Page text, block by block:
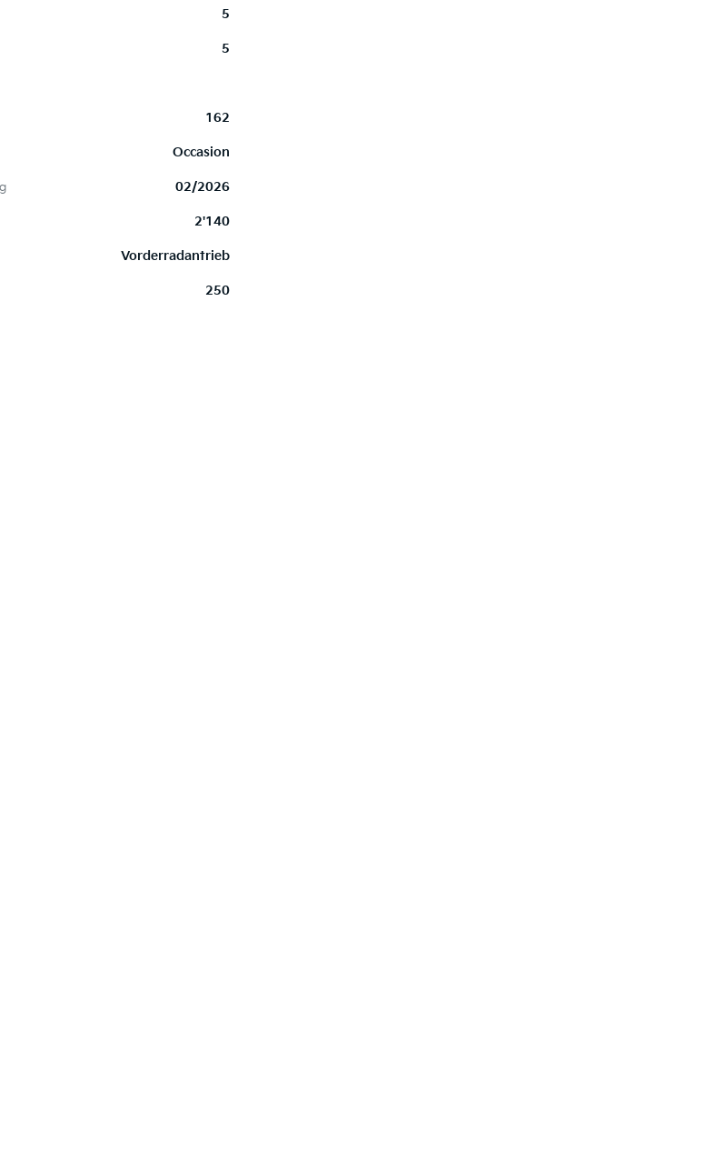
5
5
162
Occasion
02/2026
2'140
Vorderradantrieb
250